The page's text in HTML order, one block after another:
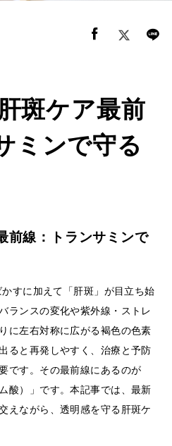
斑ケア最前
ミンで守る
前線：トランサミンで
すに加えて「肝斑」が目立ち始
ランスの変化や紫外線・ストレ
に左右対称に広がる褐色の色素
ると再発しやすく、治療と予防
です。その最前線にあるのが
酸）」です。本記事では、最新
えながら、透明感を守る肝斑ケ